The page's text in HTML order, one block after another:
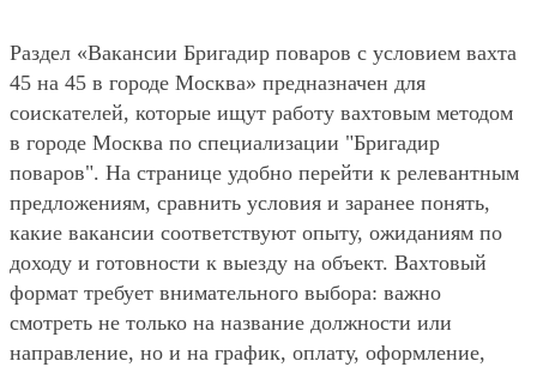
Раздел «Вакансии Бригадир поваров с условием вахта
45 на 45 в городе Москва» предназначен для
соискателей, которые ищут работу вахтовым методом
в городе Москва по специализации "Бригадир
поваров". На странице удобно перейти к релевантным
предложениям, сравнить условия и заранее понять,
какие вакансии соответствуют опыту, ожиданиям по
доходу и готовности к выезду на объект. Вахтовый
формат требует внимательного выбора: важно
смотреть не только на название должности или
направление, но и на график, оплату, оформление,